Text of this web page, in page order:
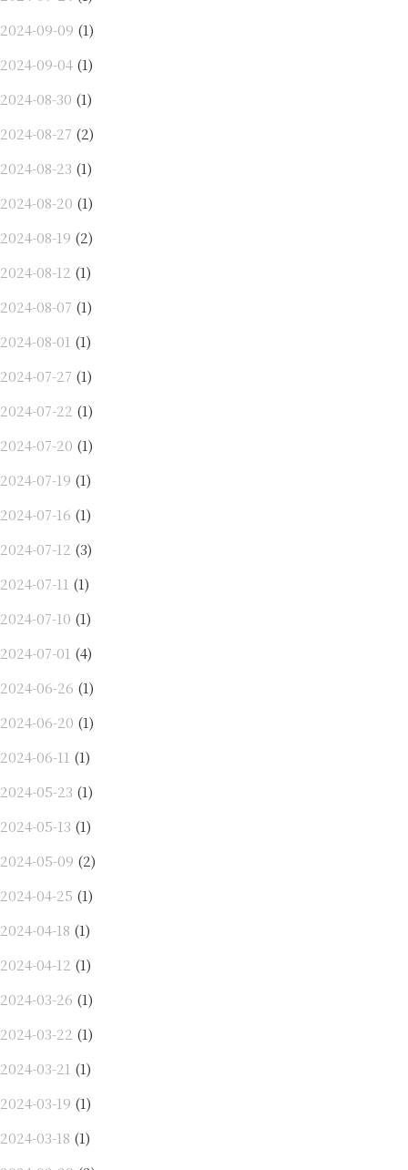
2024-09-09 (1)
2024-09-04 (1)
2024-08-30 (1)
2024-08-27 (2)
2024-08-23 (1)
2024-08-20 (1)
2024-08-19 (2)
2024-08-12 (1)
2024-08-07 (1)
2024-08-01 (1)
2024-07-27 (1)
2024-07-22 (1)
2024-07-20 (1)
2024-07-19 (1)
2024-07-16 (1)
2024-07-12 (3)
2024-07-11 (1)
2024-07-10 (1)
2024-07-01 (4)
2024-06-26 (1)
2024-06-20 (1)
2024-06-11 (1)
2024-05-23 (1)
2024-05-13 (1)
2024-05-09 (2)
2024-04-25 (1)
2024-04-18 (1)
2024-04-12 (1)
2024-03-26 (1)
2024-03-22 (1)
2024-03-21 (1)
2024-03-19 (1)
2024-03-18 (1)